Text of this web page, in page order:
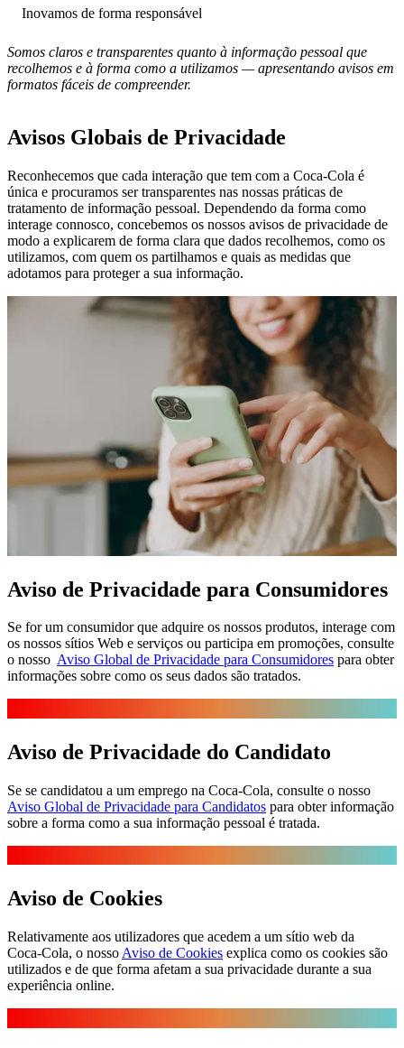
Inovamos de forma responsável
Somos claros e transparentes quanto à informação pessoal que
recolhemos e à forma como a utilizamos — apresentando avisos em
formatos fáceis de compreender.
Avisos Globais de Privacidade
Reconhecemos que cada interação que tem com a Coca‑Cola é
única e procuramos ser transparentes nas nossas práticas de
tratamento de informação pessoal. Dependendo da forma como
interage connosco, concebemos os nossos avisos de privacidade de
modo a explicarem de forma clara que dados recolhemos, como os
utilizamos, com quem os partilhamos e quais as medidas que
adotamos para proteger a sua informação.
Aviso de Privacidade para Consumidores
Se for um consumidor que adquire os nossos produtos, interage com
os nossos sítios Web e serviços ou participa em promoções, consulte
o nosso Aviso Global de Privacidade para Consumidores para obter
informações sobre como os seus dados são tratados.
Aviso de Privacidade do Candidato
Se se candidatou a um emprego na Coca‑Cola, consulte o nosso
Aviso Global de Privacidade para Candidatos para obter informação
sobre a forma como a sua informação pessoal é tratada.
Aviso de Cookies
Relativamente aos utilizadores que acedem a um sítio web da
Coca‑Cola, o nosso Aviso de Cookies explica como os cookies são
utilizados e de que forma afetam a sua privacidade durante a sua
experiência online.